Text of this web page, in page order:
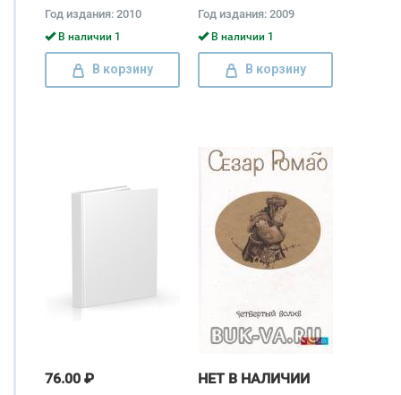
Год издания: 2010
В наличии 1
В корзину
Пензенский
Год издания: 2009
В наличии 1
В корзину
76.00 ₽ НЕТ В НАЛИЧИИ